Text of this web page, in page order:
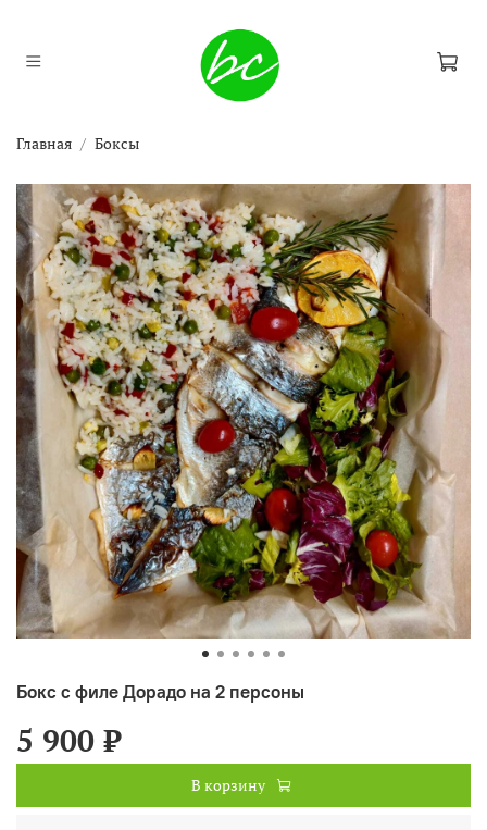
Главная Боксы
Бокс с филе Дорадо на 2 персоны
5 900 ₽
В корзину